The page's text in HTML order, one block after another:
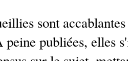
sont
peine publiées, elles